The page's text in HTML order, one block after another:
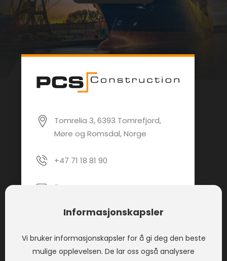
Informasjonskapsler
Vi bruker informasjonskapsler for å gi deg den beste
mulige opplevelsen. De lar oss også analysere
Tomrelia 3, 6393 Tomrefjord,
Møre og Romsdal, Norge
+47 71 18 81 90
firmapost@pcsas.no